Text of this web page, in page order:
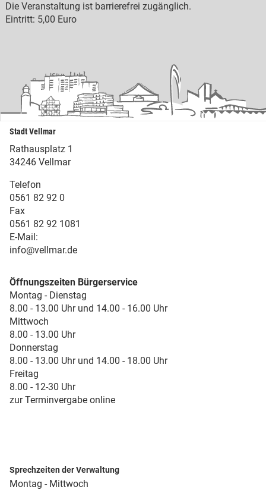
Die Veranstaltung ist barrierefrei zugänglich.
Eintritt: 5,00 Euro
Stadt Vellmar
Rathausplatz 1
34246 Vellmar
Telefon
0561 82 92 0
Fax
0561 82 92 1081
E-Mail:
info@vellmar.de
Öffnungszeiten Bürgerservice
Montag - Dienstag
8.00 - 13.00 Uhr und 14.00 - 16.00 Uhr
Mittwoch
8.00 - 13.00 Uhr
Donnerstag
8.00 - 13.00 Uhr und 14.00 - 18.00 Uhr
Freitag
8.00 - 12-30 Uhr
zur Terminvergabe online
Sprechzeiten der Verwaltung
Montag - Mittwoch